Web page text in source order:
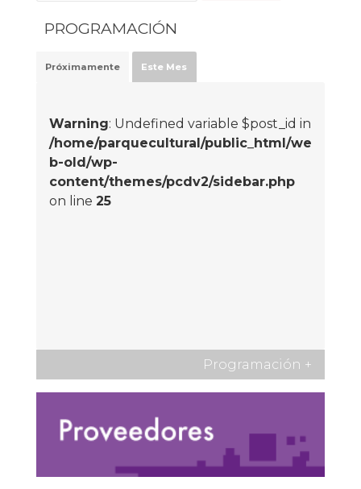
PROGRAMACIÓN
Próximamente Este Mes
Warning: Undefined variable $post_id in
/home/parquecultural/public_html/we
b-old/wp-
content/themes/pcdv2/sidebar.php
on line 25
Programación +